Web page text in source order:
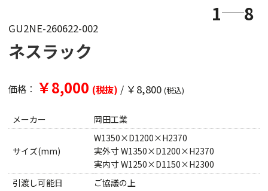
1 8
GU2NE-260622-002
ネスラック
価格： ￥8,000 (税抜) / ￥8,800 (税込)
メーカー 岡田工業
サイズ(mm)
W1350×D1200×H2370
実外寸 W1350×D1200×H2370
実内寸 W1250×D1150×H2300
引渡し可能日
ご協議の上